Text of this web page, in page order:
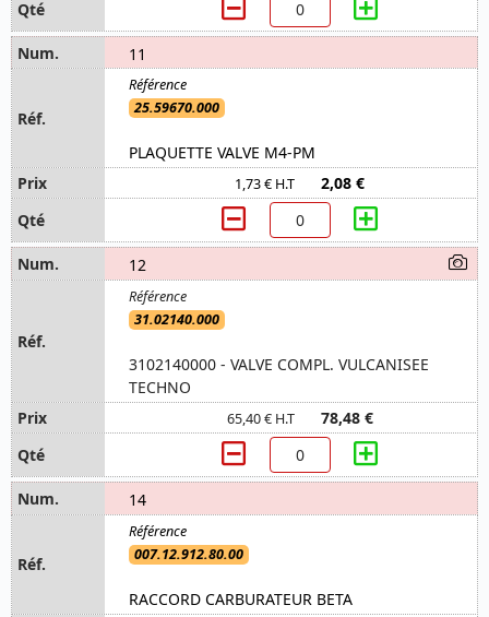
11
25.59670.000
PLAQUETTE VALVE M4-PM
1,73 € H.T 2,08 €
12
31.02140.000
3102140000 - VALVE COMPL. VULCANISEE
TECHNO
65,40 € H.T 78,48 €
14
007.12.912.80.00
RACCORD CARBURATEUR BETA